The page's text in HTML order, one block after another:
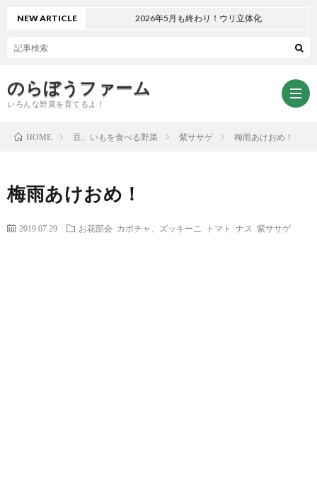
のらぼうファーム
いろんな野菜を育てるよ！
NEW ARTICLE 2026年5月も終わり！ウリ立体化
HOME 豆、いもを食べる野菜 紫ササゲ 梅雨あけおめ！
梅雨あけおめ！
2019.07.29 お花部会 カボチャ、ズッキーニ トマト ナス 紫ササゲ